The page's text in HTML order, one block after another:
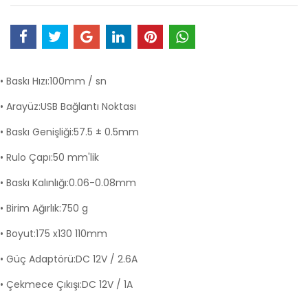
• Baskı Hızı:100mm / sn
• Arayüz:USB Bağlantı Noktası
• Baskı Genişliği:57.5 ± 0.5mm
• Rulo Çapı:50 mm'lik
• Baskı Kalınlığı:0.06-0.08mm
• Birim Ağırlık:750 g
• Boyut:175 x130 110mm
• Güç Adaptörü:DC 12V / 2.6A
• Çekmece Çıkışı:DC 12V / 1A